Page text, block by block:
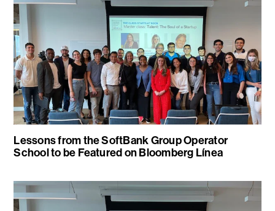
Lessons from the SoftBank Group Operator
School to be Featured on Bloomberg Línea